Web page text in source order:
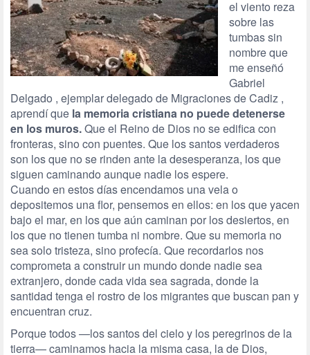
el viento reza
sobre las
tumbas sin
nombre que
me enseñó
Gabriel
Delgado , ejemplar delegado de Migraciones de Cadiz ,
aprendí que la memoria cristiana no puede detenerse
en los muros.Que el Reino de Dios no se edifica con
fronteras, sino con puentes. Que los santos verdaderos
son los que no se rinden ante la desesperanza, los que
siguen caminando aunque nadie los espere.
Cuando en estos días encendamos una vela o
depositemos una flor, pensemos en ellos: en los que yacen
bajo el mar, en los que aún caminan por los desiertos, en
los que no tienen tumba ni nombre. Que su memoria no
sea solo tristeza, sino profecía. Que recordarlos nos
comprometa a construir un mundo donde nadie sea
extranjero, donde cada vida sea sagrada, donde la
santidad tenga el rostro de los migrantes que buscan pan y
encuentran cruz.
Porque todos —los santos del cielo y los peregrinos de la
tierra— caminamos hacia la misma casa, la de Dios,